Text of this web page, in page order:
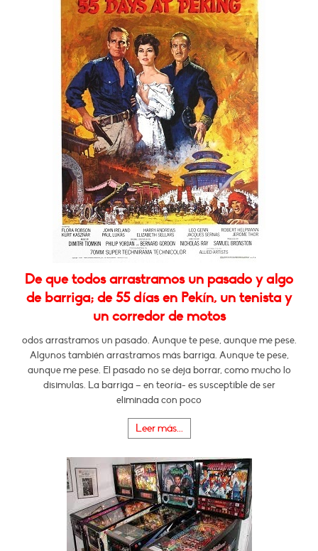
De que todos arrastramos un pasado y algo
de barriga; de 55 días en Pekín, un tenista y
un corredor de motos
odos arrastramos un pasado. Aunque te pese, aunque me pese.
Algunos también arrastramos más barriga. Aunque te pese,
aunque me pese. El pasado no se deja borrar, como mucho lo
disimulas. La barriga – en teoría- es susceptible de ser
eliminada con poco
Leer más...